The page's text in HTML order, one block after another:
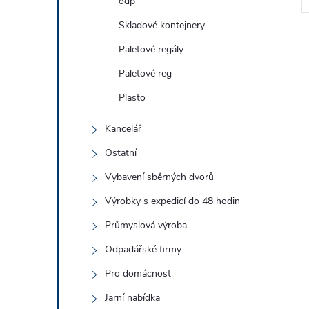
Skladové kontejnery
Paletové regály
Paletové reg
Plasto
Kancelář
Ostatní
Vybavení sběrných dvorů
Výrobky s expedicí do 48 hodin
Průmyslová výroba
Odpadářské firmy
Pro domácnost
Jarní nabídka